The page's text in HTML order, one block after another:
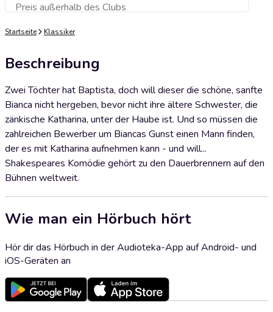
Preis außerhalb des ClubsZum Warenkorb hinzufügen
Startseite Klassiker
Beschreibung
Zwei Töchter hat Baptista, doch will dieser die schöne, sanfte
Bianca nicht hergeben, bevor nicht ihre ältere Schwester, die
zänkische Katharina, unter der Haube ist. Und so müssen die
zahlreichen Bewerber um Biancas Gunst einen Mann finden,
der es mit Katharina aufnehmen kann - und will...
Shakespeares Komödie gehört zu den Dauerbrennern auf den
Bühnen weltweit.
Wie man ein Hörbuch hört
Hör dir das Hörbuch in der Audioteka-App auf Android- und
iOS-Geräten an